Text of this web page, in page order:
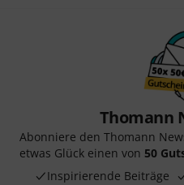
Thomann
Abonniere den Thomann
etwas Glück einen von 50
Inspirierende Beiträge